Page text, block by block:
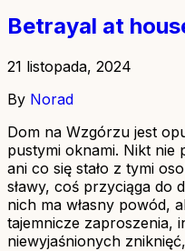
Betrayal at
21 listopada, 2024
By Norad
Dom na Wzgórzu jest
pustymi oknami. Nikt nie
ani co się stało z tymi
sławy, coś przyciąga do
nich ma własny powód,
tajemnicze zaproszenia,
niewyjaśnionych